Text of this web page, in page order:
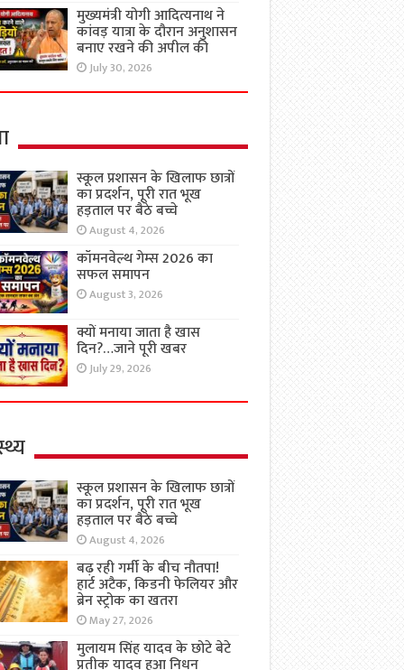
मुख्यमंत्री योगी आदित्यनाथ ने
कांवड़ यात्रा के दौरान अनुशासन
बनाए रखने की अपील की
July 30, 2026
स्कूल प्रशासन के खिलाफ छात्रों
का प्रदर्शन, पूरी रात भूख
हड़ताल पर बैठे बच्चे
August 4, 2026
कॉमनवेल्थ गेम्स 2026 का
सफल समापन
August 3, 2026
क्यों मनाया जाता है खास
दिन?…जाने पूरी खबर
July 29, 2026
स्कूल प्रशासन के खिलाफ छात्रों
का प्रदर्शन, पूरी रात भूख
हड़ताल पर बैठे बच्चे
August 4, 2026
बढ़ रही गर्मी के बीच नौतपा!
हार्ट अटैक, किडनी फेलियर और
ब्रेन स्ट्रोक का खतरा
May 27, 2026
मुलायम सिंह यादव के छोटे बेटे
प्रतीक यादव हुआ निधन